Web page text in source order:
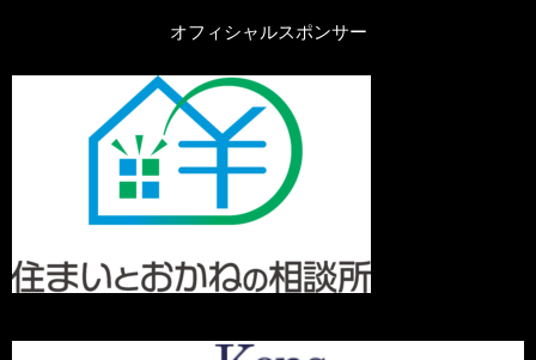
オフィシャルスポンサー